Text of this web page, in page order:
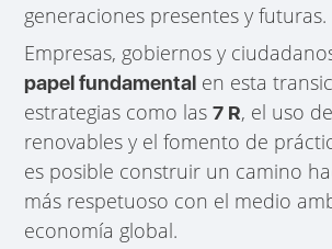
generaciones presentes y futuras.
Empresas, gobiernos y
papel fundamental en esta
estrategias como las7 R, el uso
renovables y el fomento de
es posible construir un camino
más respetuoso con el medio
economía global.